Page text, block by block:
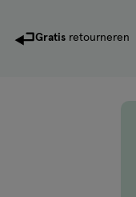
Gratis retourneren